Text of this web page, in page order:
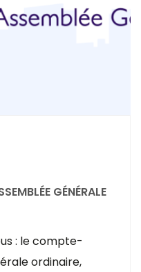
GÉNÉRALE
: le compte-
ordinaire,